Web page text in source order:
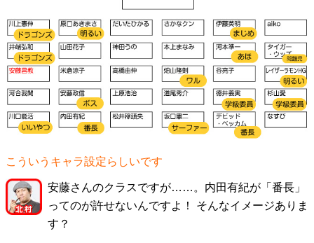
こういうキャラ設定らしいです
安藤さんのクラスですが……。内田有紀が「番長」
ってのが許せないんですよ！ そんなイメージありま
す？